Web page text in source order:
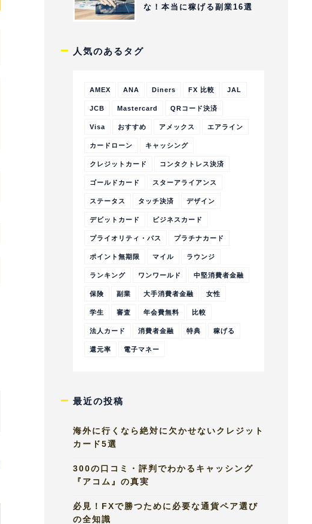
な！本当に稼げる副業16選
人気のあるタグ
AMEX ANA Diners FX 比較 JAL
JCB Mastercard QRコード決済
Visa おすすめ アメックス エアライン
カードローン キャッシング
クレジットカード コンタクトレス決済
ゴールドカード スターアライアンス
ステータス タッチ決済 デザイン
デビットカード ビジネスカード
プライオリティ・パス プラチナカード
ポイント無期限 マイル ラウンジ
ランキング ワンワールド 中堅消費者金融
保険 副業 大手消費者金融 女性
学生 審査 年会費無料 比較
法人カード 消費者金融 特典 稼げる
還元率 電子マネー
最近の投稿
海外に行くなら絶対に欠かせないクレジット
カード5選
300の口コミ・評判でわかるキャッシング
『アコム』の真実
必見！FXで勝つために必要な通貨ペア選び
の全知識